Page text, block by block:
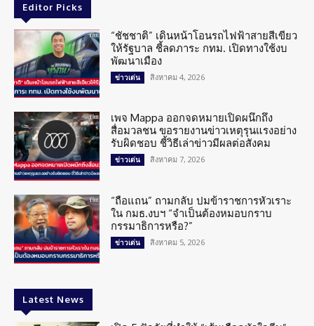
Editor Picks
“ชัชชาติ” เดินหน้าโอนรถไฟฟ้าสายสีเขียว
ให้รัฐบาล ชี้ลดภาระ กทม. เปิดทางใช้งบ
พัฒนาเมือง
ข่าวเด่น สิงหาคม 4, 2026
เพจ Mappa ออกจดหมายเปิดผนึกถึง
สื่อมวลชน ขอรายงานข่าวเหตุรุนแรงอย่าง
รับผิดชอบ ชี้วิธีเล่าข่าวมีผลต่อสังคม
ข่าวเด่น สิงหาคม 7, 2026
“ถือแถน” ถามกลับ ปมข้าราชการหัวเราะ
ใน กมธ.งบฯ “จำเป็นต้องหมอบกราบ
กรรมาธิการหรือ?”
ข่าวเด่น สิงหาคม 5, 2026
Latest News